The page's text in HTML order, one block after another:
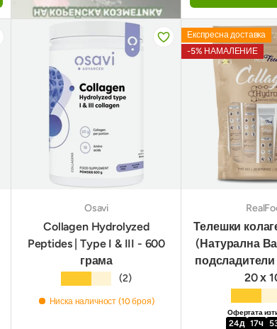
Osavi
Collagen Hydrolyzed
Peptides | Type I & III - 600
грама
(2)
Ниска наличност (10 броя)
Експресна доставка
-5% НАМАЛЕНИЕ
Телешки
(Натурална
подсладители
20 х
Офертата
24д 17ч